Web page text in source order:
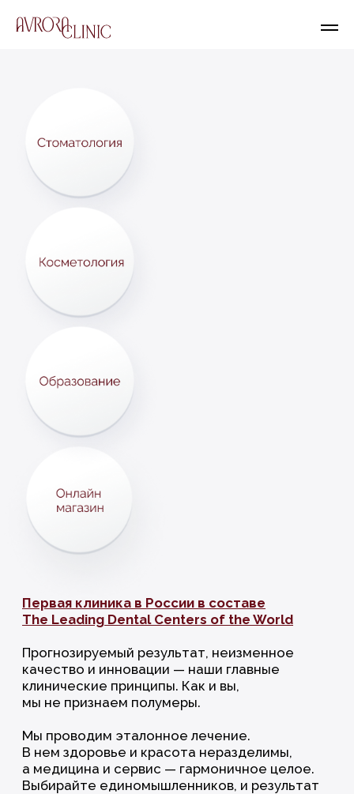
Первая клиника в России в составе
клинические принципы. Как и вы,
мы не признаем полумеры.
Мы проводим эталонное лечение.
В нем здоровье и красота неразделимы,
а медицина и сервис — гармоничное целое.
Каждый день вы принимаете десятки
решений. Каждое решение нуждается
в подтверждении правильности выбора.
С нами исчезнет необходимость поиска
ФИЛОСОФИЯ
AVRORACLINIC